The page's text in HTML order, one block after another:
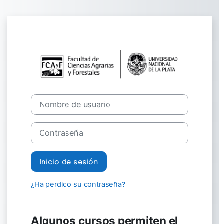
Iniciar sesión
Nombre de usuario
Contraseña
Inicio de sesión
¿Ha perdido su contraseña?
Algunos cursos permiten el